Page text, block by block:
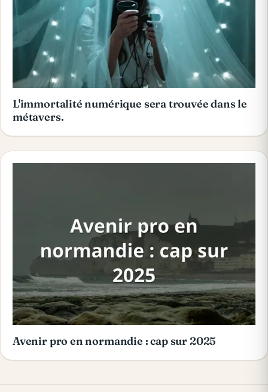
L'immortalité numérique sera trouvée dans le
métavers.
Avenir pro en normandie : cap sur 2025